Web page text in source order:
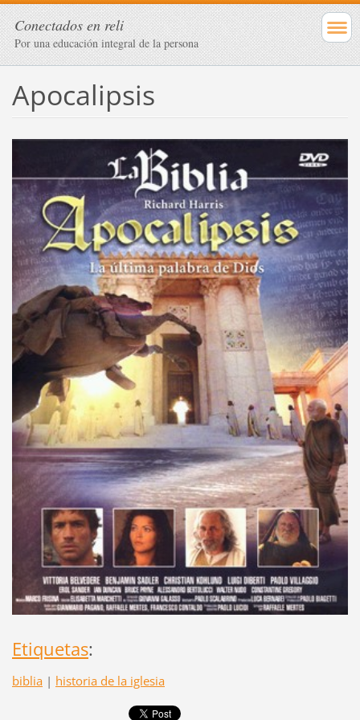
Conectados en reli
Por una educación integral de la persona
Apocalipsis
Etiquetas:
biblia | historia de la iglesia